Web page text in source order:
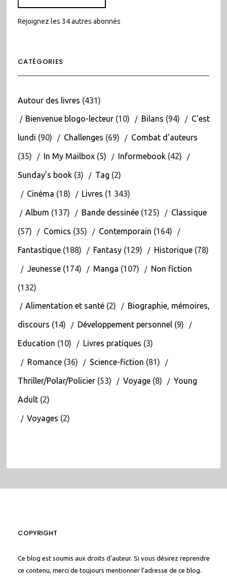
Rejoignez les 34 autres abonnés
CATÉGORIES
Autour des livres (431)
Bienvenue blogo-lecteur(10) Bilans (94) C'est
lundi (90) Challenges (69) Combat d'auteurs
(35) In My Mailbox(5) Informebook(42)
Sunday's book(3) Tag (2)
Cinéma (18) Livres (1 343)
Album (137) Bande dessinée(125) Classique
(57) Comics (35) Contemporain (164)
Fantastique(188) Fantasy(129) Historique(78)
Jeunesse(174) Manga (107) Non fiction
(132)
Alimentation et santé(2) Biographie, mémoires,
discours (14) Développement personnel(9)
Education (10) Livres pratiques (3)
Romance(36) Science-fiction (81)
Thriller/Polar/Policier(53) Voyage(8) Young
Adult(2)
Voyages (2)
COPYRIGHT
Ce blog est soumis aux droits d'auteur. Si vous désirez reprendre
ce contenu, merci de toujours mentionner l'adresse de ce blog.